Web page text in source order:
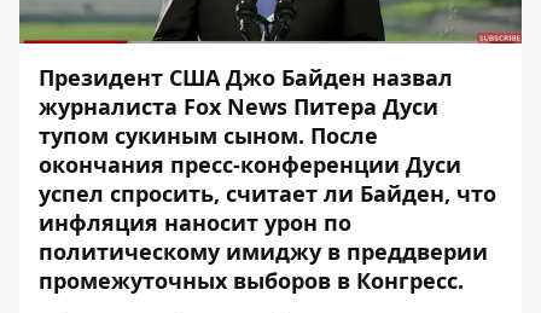
Президент США Джо Байден назвал
журналиста Fox News Питера Дуси
тупом сукиным сыном. После
окончания пресс-конференции Дуси
успел спросить, считает ли Байден, что
инфляция наносит урон по
политическому имиджу в преддверии
промежуточных выборов в Конгресс.